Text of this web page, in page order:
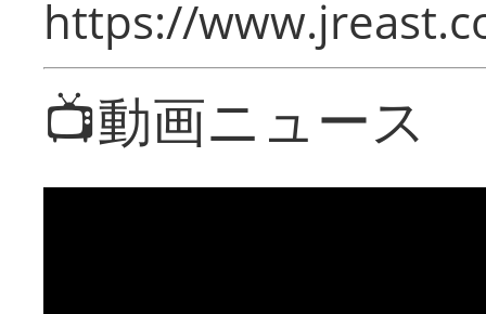
https://
📺動画ニュース